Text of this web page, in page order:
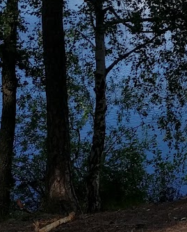
aktiviteter?
2 minuter!
kan intressera dig